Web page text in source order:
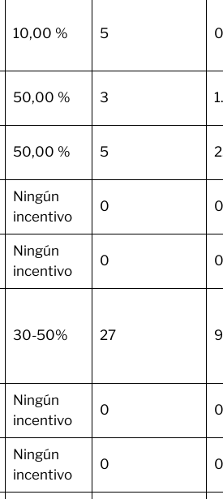
10,00 % 5
50,00 % 3
50,00 % 5
Ningún
incentivo
0
Ningún
incentivo
0
30-50% 27
Ningún
incentivo
0
Ningún
incentivo
0